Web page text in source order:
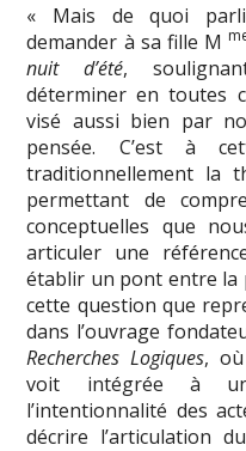
« Mais de quoi
demander à sa fille M
nuit d’été,
déterminer en toutes
visé aussi bien par
pensée. C’est à
traditionnellement la
permettant de
conceptuelles que
articuler une
établir un pont entre la
cette question que
dans l’ouvrage
Recherches Logiques, où
voit intégrée à
l’intentionnalité des
décrire l’articulation